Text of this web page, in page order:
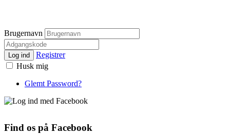
Brugernavn
Log ind
Registrer
Husk mig
Glemt Password?
Find os på Facebook